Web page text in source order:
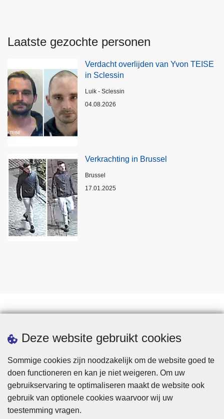
Deze website gebruikt cookies
Sommige cookies zijn noodzakelijk om de website goed te
doen functioneren en kan je niet weigeren. Om uw
gebruikservaring te optimaliseren maakt de website ook
gebruik van optionele cookies waarvoor wij uw
toestemming vragen.
Laatste gezochte personen
Verdacht overlijden van Yvon TEISE
in Sclessin
Plaats
Luik - Sclessin
04.08.2026
Verkrachting in Brussel
Plaats
Brussel
17.01.2025